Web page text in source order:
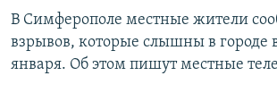
Вернутся
поиску
ИНТЕРАКТИВ
ИНФОГРАФИКА
РАДІО СВОБОДА
КАК ОБОЙТИ БЛОКИРОВКУ
В Симферополе местные жители
взрывов, которые слышны в городе
января. Об этом пишут местные